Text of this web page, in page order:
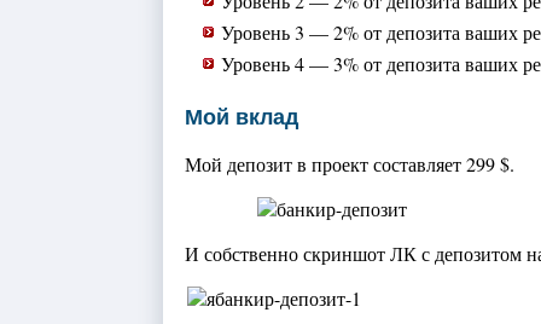
Уровень 3 — 2% от депозита ваших
Уровень 4 — 3% от депозита ваших
Мой вклад
Мой депозит в проект составляет 299 $.
И собственно скриншот ЛК с депозитом